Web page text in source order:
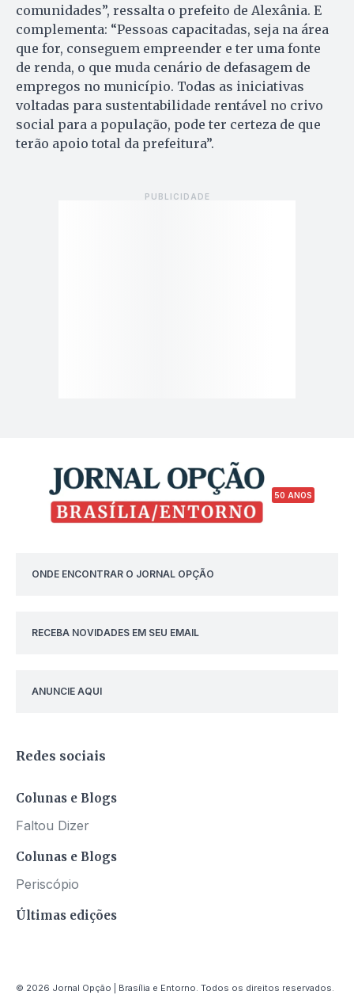
comunidades”, ressalta o prefeito de Alexânia. E
complementa: “Pessoas capacitadas, seja na área
que for, conseguem empreender e ter uma fonte
de renda, o que muda cenário de defasagem de
empregos no município. Todas as iniciativas
voltadas para sustentabilidade rentável no crivo
social para a população, pode ter certeza de que
terão apoio total da prefeitura”.
50 ANOS
ONDE ENCONTRAR O JORNAL OPÇÃO
RECEBA NOVIDADES EM SEU EMAIL
ANUNCIE AQUI
Redes sociais
Colunas e Blogs
Faltou Dizer
Colunas e Blogs
Periscópio
Últimas edições
© 2026 Jornal Opção | Brasília e Entorno. Todos os direitos reservados.